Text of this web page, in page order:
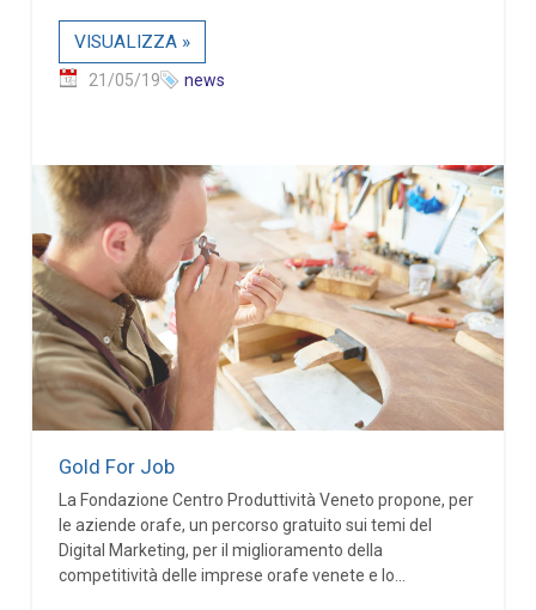
VISUALIZZA »
21/05/19 news
Gold For Job
La Fondazione Centro Produttività Veneto propone, per
le aziende orafe, un percorso gratuito sui temi del
Digital Marketing, per il miglioramento della
competitività delle imprese orafe venete e lo...